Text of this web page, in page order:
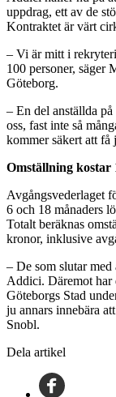
uppdrag, ett av de
Kontraktet är värt
– Vi är mitt i
100 personer, säger
Göteborg.
– En del anställda
oss, fast inte så
kommer säkert att få
Omställning kostar
Avgångsvederlaget
6 och 18 månaders
Totalt beräknas
kronor, inklusive
– De som slutar
Addici. Däremot har
Göteborgs Stad
ju annars innebära
Snobl.
Dela artikel